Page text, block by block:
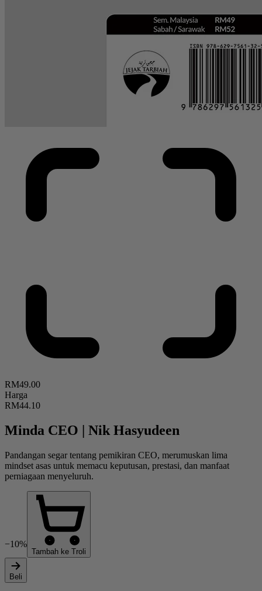
RM49.00
Harga
RM44.10
Minda CEO | Nik Hasyudeen
Pandangan segar tentang pemikiran CEO, merumuskan lima
mindset asas untuk memacu keputusan, prestasi, dan manfaat
perniagaan menyeluruh.
−10%
Tambah ke Troli
Beli